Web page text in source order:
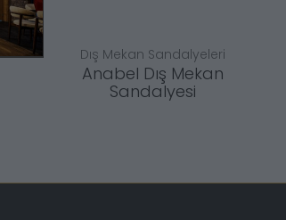
Dış Mekan Sandalyeleri
Anabel Dış Mekan
Sandalyesi